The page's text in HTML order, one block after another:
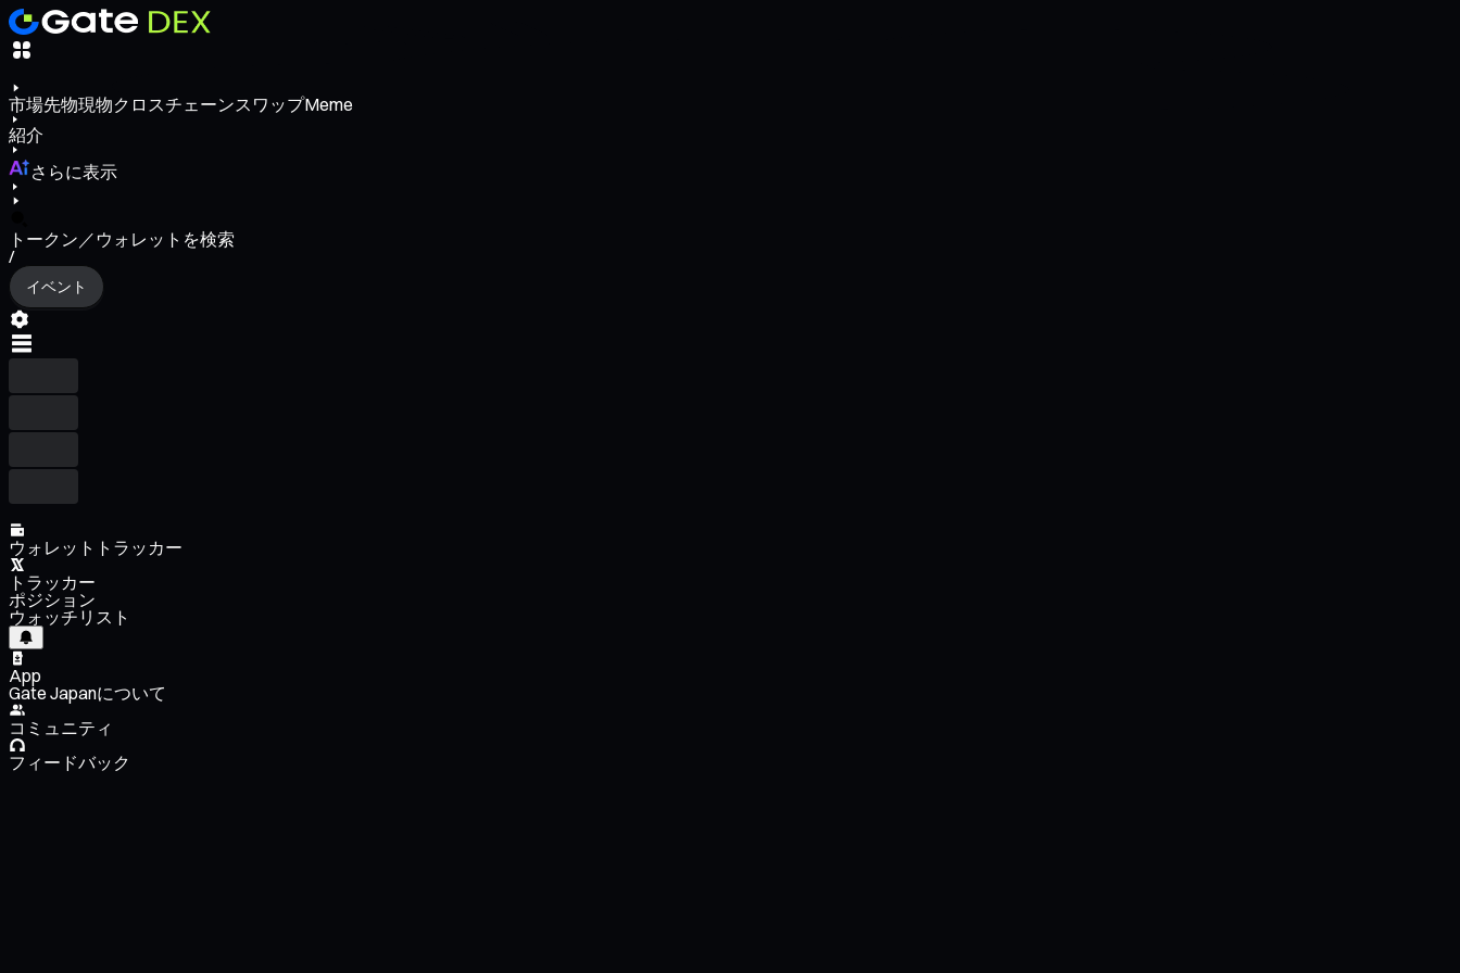
市場先物現物クロスチェーンスワップMeme
紹介
さらに表示
トークン／ウォレットを検索
/
イベント
ウォレットトラッカー
トラッカー
ポジション
ウォッチリスト
App
Gate Japanについて
コミュニティ
フィードバック